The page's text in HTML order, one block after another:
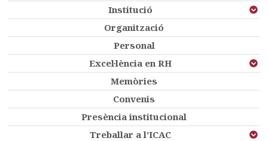
Institució
Organització
Personal
Excel·lència en RH
Memòries
Convenis
Presència institucional
Treballar a l’ICAC